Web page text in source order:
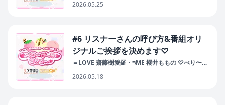
2026.05.25
#6 リスナーさんの呼び方&番組オリ
ジナルご挨拶を決めます♡
＝LOVE 齋藤樹愛羅・≠ME 櫻井ももの ♡べり〜
2026.05.18